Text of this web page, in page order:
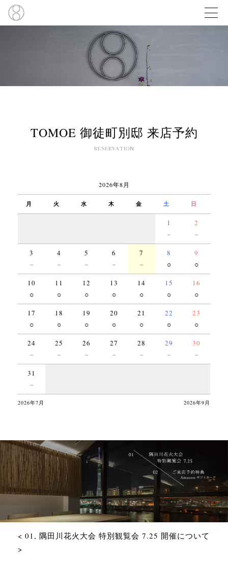
TOMOE 御徒町別邸 来店予約
RESERVATION
2026年8月
月 火 水 木 金 土 日
1
－
2
－
3
－
4
－
5
－
6
－
7
－
8
○
9
○
10
○
11
○
12
○
13
○
14
○
15
○
16
○
17
○
18
○
19
○
20
○
21
○
22
○
23
○
24
－
25
－
26
－
27
－
28
－
29
－
30
－
31
－
2026年7月 2026年9月
< 01, 隅田川花火大会 特別観覧会 7.25 開催について
>